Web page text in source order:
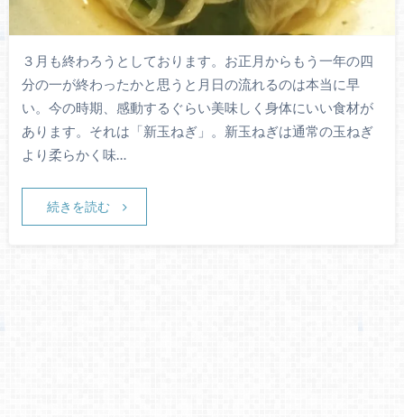
３月も終わろうとしております。お正月からもう一年の四
分の一が終わったかと思うと月日の流れるのは本当に早
い。今の時期、感動するぐらい美味しく身体にいい食材が
あります。それは「新玉ねぎ」。新玉ねぎは通常の玉ねぎ
より柔らかく味…
続きを読む